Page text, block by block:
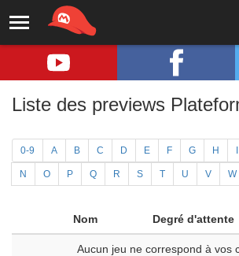
Liste des previews
0-9 A B C D E F G H
N O P Q R S T U V W
Nom Degré d'attente
Aucun jeu ne correspond à vos